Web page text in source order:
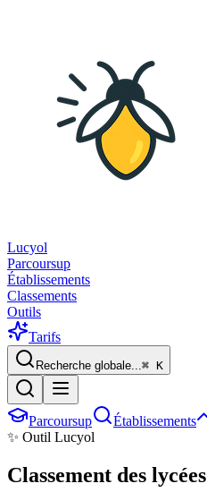
Lucyol
Parcoursup
Établissements
Classements
Outils
Tarifs
Recherche globale...⌘ K
Parcoursup Établissements
✨ Outil Lucyol
Classement des lycées